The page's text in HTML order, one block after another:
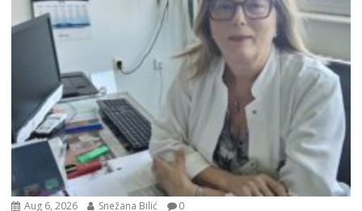
Aug 6, 2026 Snežana Bilić 0